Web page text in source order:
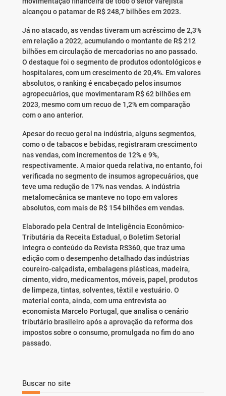
alcançou o patamar de R$ 248,7 bilhões em 2023.
Já no atacado, as vendas tiveram um acréscimo de 2,3%
em relação a 2022, acumulando o montante de R$ 212
bilhões em circulação de mercadorias no ano passado.
O destaque foi o segmento de produtos odontológicos e
hospitalares, com um crescimento de 20,4%. Em valores
absolutos, o ranking é encabeçado pelos insumos
agropecuários, que movimentaram R$ 62 bilhões em
2023, mesmo com um recuo de 1,2% em comparação
com o ano anterior.
Apesar do recuo geral na indústria, alguns segmentos,
como o de tabacos e bebidas, registraram crescimento
nas vendas, com incrementos de 12% e 9%,
respectivamente. A maior queda relativa, no entanto, foi
verificada no segmento de insumos agropecuários, que
teve uma redução de 17% nas vendas. A indústria
metalomecânica se manteve no topo em valores
absolutos, com mais de R$ 154 bilhões em vendas.
Elaborado pela Central de Inteligência Econômico-
Tributária da Receita Estadual, o Boletim Setorial
integra o conteúdo da Revista RS360, que traz uma
edição com o desempenho detalhado das indústrias
coureiro-calçadista, embalagens plásticas, madeira,
cimento, vidro, medicamentos, móveis, papel, produtos
de limpeza, tintas, solventes, têxtil e vestuário. O
material conta, ainda, com uma entrevista ao
economista Marcelo Portugal, que analisa o cenário
tributário brasileiro após a aprovação da reforma dos
impostos sobre o consumo, promulgada no fim do ano
passado.
Buscar no site